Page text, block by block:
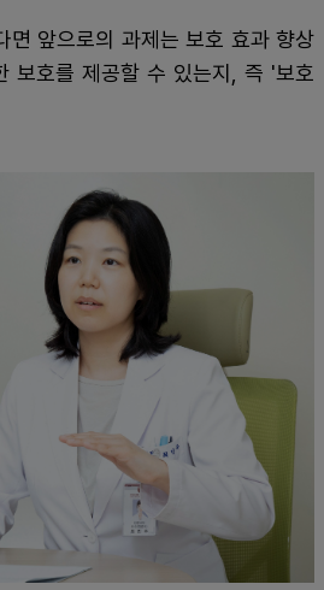
앞으로의 과제는 보호 효과 향상
보호를 제공할 수 있는지, 즉 '보호